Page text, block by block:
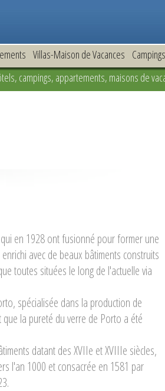
Villas-Maison de Vacances Campings
campings, appartements, maisons de
en 1928 ont fusionné pour former une
avec de beaux bâtiments construits
toutes situées le long de l'actuelle via
spécialisée dans la production de
la pureté du verre de Porto a été
datant des XVIIe et XVIIIe siècles,
l'an 1000 et consacrée en 1581 par